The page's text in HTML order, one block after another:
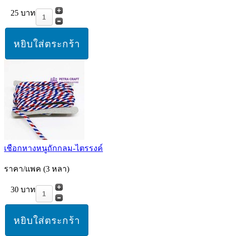
25 บาท
เชือกหางหนูถักกลม-ไตรรงค์
ราคา/แพค (3 หลา)
30 บาท